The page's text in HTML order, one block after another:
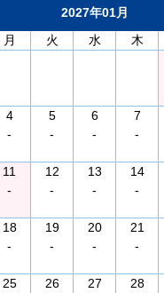
2027年01月
月 火 水 木
4
-
5
-
6
-
7
-
11
-
12
-
13
-
14
-
18
-
19
-
20
-
21
-
25 26 27 28